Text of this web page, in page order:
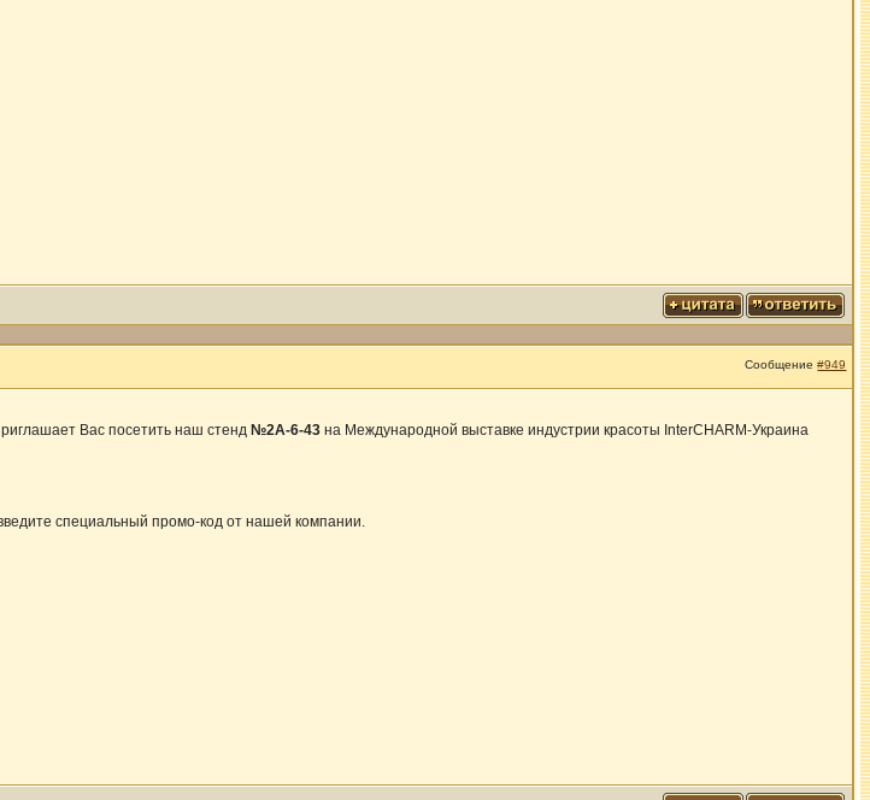
Сообщение#949
Вас посетить наш стенд №2А-6-43 на Международной выставке индустрии красоты InterCHARM-Украина
специальный промо-код от нашей компании.